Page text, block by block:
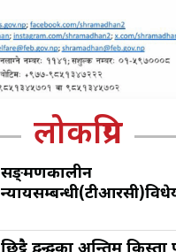
लोकप्रिय
सङ्क्रमणकालीन